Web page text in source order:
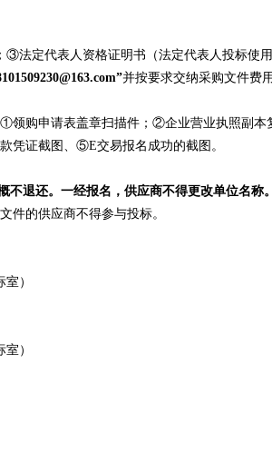
定代表人资格证明书（法定代表人投标使
并按要求交纳采购文件费
领购申请表盖章扫描件；②企业营业执照副
凭证截图、⑤E交易报名成功的截图。
退还。一经报名，供应商不得更改单位名称。
件的供应商不得参与投标。
）
）